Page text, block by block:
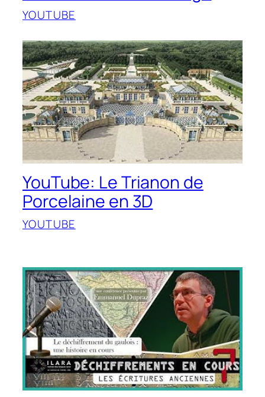
YOUTUBE
YouTube: Le Trianon de
Porcelaine en 3D
YOUTUBE